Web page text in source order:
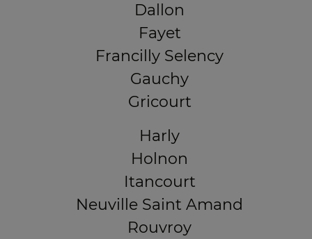
Dallon
Fayet
Francilly Selency
Gauchy
Gricourt
Harly
Holnon
Itancourt
Neuville Saint Amand
Rouvroy